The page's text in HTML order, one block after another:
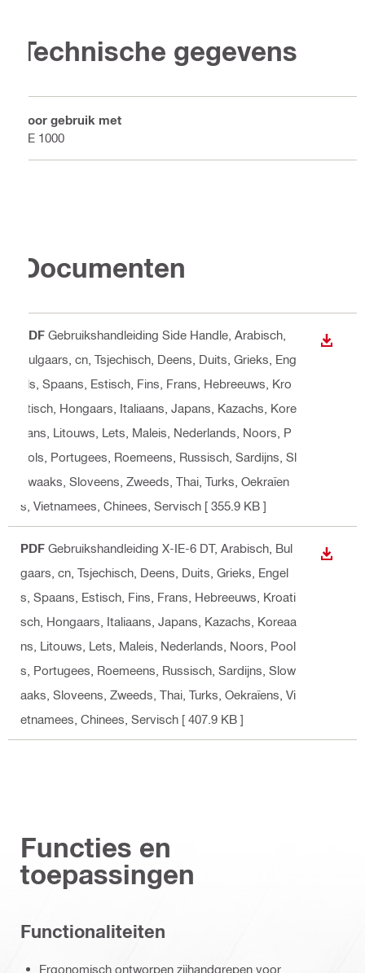
Technische gegevens
Voor gebruik met
TE 1000
Documenten
PDF Gebruikshandleiding Side Handle , Arabisch,
Bulgaars, cn, Tsjechisch, Deens, Duits, Grieks, Eng
els, Spaans, Estisch, Fins, Frans, Hebreeuws, Kro
atisch, Hongaars, Italiaans, Japans, Kazachs, Kore
aans, Litouws, Lets, Maleis, Nederlands, Noors, P
ools, Portugees, Roemeens, Russisch, Sardijns, Sl
owaaks, Sloveens, Zweeds, Thai, Turks, Oekraïen
s, Vietnamees, Chinees, Servisch [ 355.9 KB ]
PDF Gebruikshandleiding X-IE-6 DT, Arabisch, Bul
gaars, cn, Tsjechisch, Deens, Duits, Grieks, Engel
s, Spaans, Estisch, Fins, Frans, Hebreeuws, Kroati
sch, Hongaars, Italiaans, Japans, Kazachs, Koreaa
ns, Litouws, Lets, Maleis, Nederlands, Noors, Pool
s, Portugees, Roemeens, Russisch, Sardijns, Slow
aaks, Sloveens, Zweeds, Thai, Turks, Oekraïens, Vi
etnamees, Chinees, Servisch [ 407.9 KB ]
Functies en
toepassingen
Functionaliteiten
Ergonomisch ontworpen zijhandgrepen voor